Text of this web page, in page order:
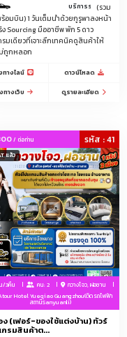
นกวางโจว-โรงแรม 5ดาวฝอซานรวม 2 เ
บริการรถลีมูซีนพร้อมคนขับรถ ร
(รวม
อมบิน) 1 วันเต็มนำด้วยกูรูพาลงหน้า
ง Sourcing มืออาชีพ พัก 5 ดาว
รมเดียวที่เจาะลึกเทคนิคดูสินค้าให้
ม่ถูกหลอก
ทางไลน์
ดาวน์โหลด
ทางเว็บ
ดูรายละเอียด
/ ต่อท่าน
แล้ว
รหัส : 41
/3คืน คน: 2
กวางโจว, ฝอซาน
Hotel Yueqiao Guangzhou(ติดรถไฟฟ้า
สถานีSanyuanli)
ง (เฟอร์-ของใช้แต่งบ้าน) ทัวร์
กรมสินค้าต...